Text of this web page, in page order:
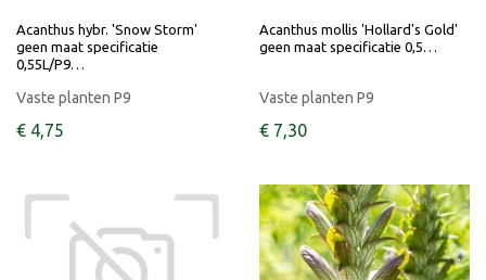
Acanthus hybr. 'Snow Storm'
geen maat specificatie
0,55L/P9…
Vaste planten P9
€ 4,75
Acanthus mollis 'Hollard's Gold'
geen maat specificatie 0,5…
Vaste planten P9
€ 7,30